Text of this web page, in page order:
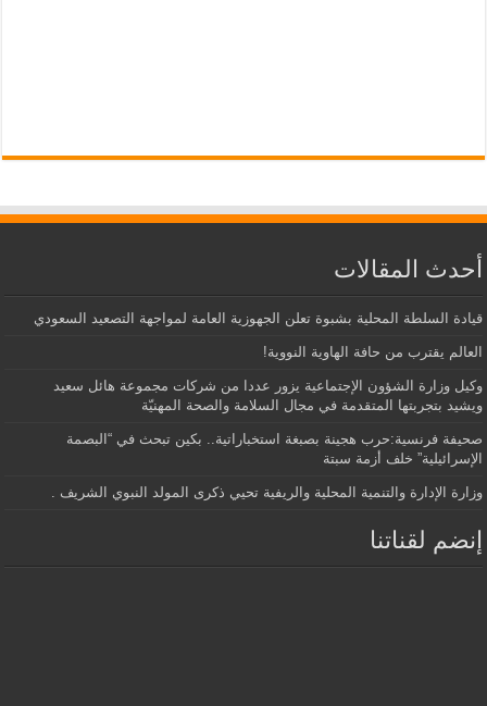
أحدث المقالات
قيادة السلطة المحلية بشبوة تعلن الجهوزية العامة لمواجهة التصعيد السعودي
العالم يقترب من حافة الهاوية النووية!
وكيل وزارة الشؤون الإجتماعية يزور عددا من شركات مجموعة هائل سعيد
ويشيد بتجربتها المتقدمة في مجال السلامة والصحة المهنيّة
صحيفة فرنسية:حرب هجينة بصبغة استخباراتية.. بكين تبحث في “البصمة
الإسرائيلية” خلف أزمة سبتة
وزارة الإدارة والتنمية المحلية والريفية تحيي ذكرى المولد النبوي الشريف .
إنضم لقناتنا